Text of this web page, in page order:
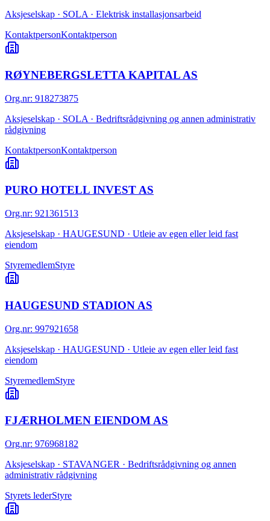
Aksjeselskap · SOLA · Elektrisk installasjonsarbeid
KontaktpersonKontaktperson
RØYNEBERGSLETTA KAPITAL AS
Org.nr: 918273875
Aksjeselskap · SOLA · Bedriftsrådgivning og annen administrativ
rådgivning
KontaktpersonKontaktperson
PURO HOTELL INVEST AS
Org.nr: 921361513
Aksjeselskap · HAUGESUND · Utleie av egen eller leid fast
eiendom
StyremedlemStyre
HAUGESUND STADION AS
Org.nr: 997921658
Aksjeselskap · HAUGESUND · Utleie av egen eller leid fast
eiendom
StyremedlemStyre
FJÆRHOLMEN EIENDOM AS
Org.nr: 976968182
Aksjeselskap · STAVANGER · Bedriftsrådgivning og annen
administrativ rådgivning
Styrets lederStyre